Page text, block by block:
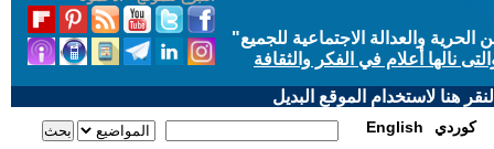
والعدالة الاجتماعية للجميع"
نالها أعلام في الفكر والثقافة
هنا لاستخدام الموقع البديل
English كوردي